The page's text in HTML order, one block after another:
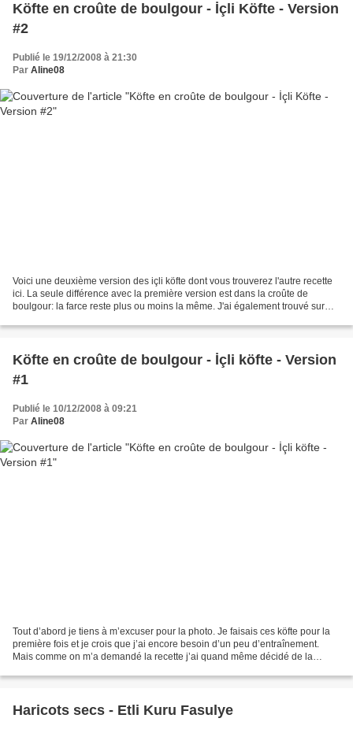
Köfte en croûte de boulgour - İçli Köfte - Version
#2
Publié le 19/12/2008 à 21:30
Par Aline08
Voici une deuxième version des içli köfte dont vous trouverez l'autre recette
ici. La seule différence avec la première version est dans la croûte de
boulgour: la farce reste plus ou moins la même. J'ai également trouvé sur
Köfte en croûte de boulgour - İçli köfte - Version
#1
Publié le 10/12/2008 à 09:21
Par Aline08
Tout d’abord je tiens à m’excuser pour la photo. Je faisais ces köfte pour la
première fois et je crois que j’ai encore besoin d’un peu d’entraînement.
Mais comme on m’a demandé la recette j’ai quand même décidé de la
Haricots secs - Etli Kuru Fasulye